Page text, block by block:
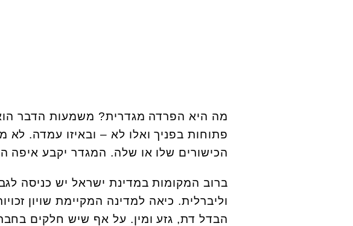
מה היא הפרדה מגדרית? משמעות הדבר
פתוחות בפניך ואלו לא – ובאיזו עמדה.
הכישורים שלו או שלה. המגדר יקבע איפה
ברוב המקומות במדינת ישראל יש כניסה
וליברלית. כיאה למדינה המקיימת שויון
הבדל דת, גזע ומין. על אף שיש חלקים